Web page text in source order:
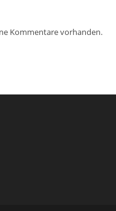
Kommentare vorhanden.